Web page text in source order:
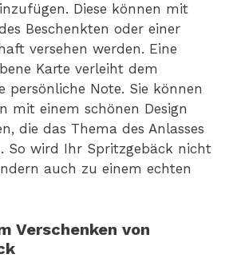
Diese können mit
Beschenkten oder einer
versehen werden. Eine
Karte verleiht dem
persönliche Note. Sie können
mit einem schönen Design
die das Thema des Anlasses
So wird Ihr Spritzgebäck nicht
auch zu einem echten
Verschenken von